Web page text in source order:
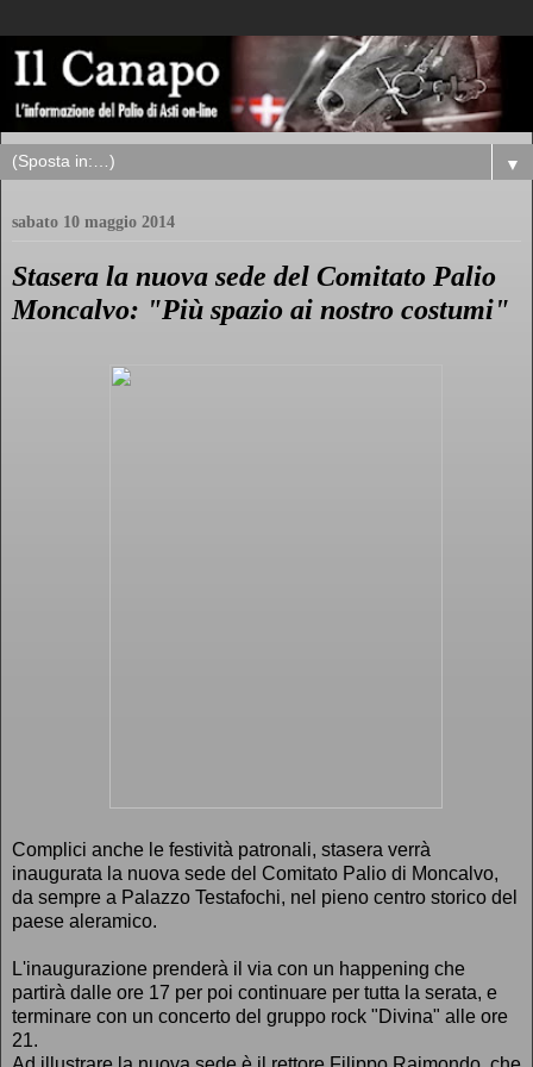
▼
sabato 10 maggio 2014
Stasera la nuova sede del Comitato Palio
Moncalvo: "Più spazio ai nostro costumi"
Complici anche le festività patronali, stasera verrà
inaugurata la nuova sede del Comitato Palio di Moncalvo,
da sempre a Palazzo Testafochi, nel pieno centro storico del
paese aleramico.
L'inaugurazione prenderà il via con un happening che
partirà dalle ore 17 per poi continuare per tutta la serata, e
terminare con un concerto del gruppo rock "Divina" alle ore
21.